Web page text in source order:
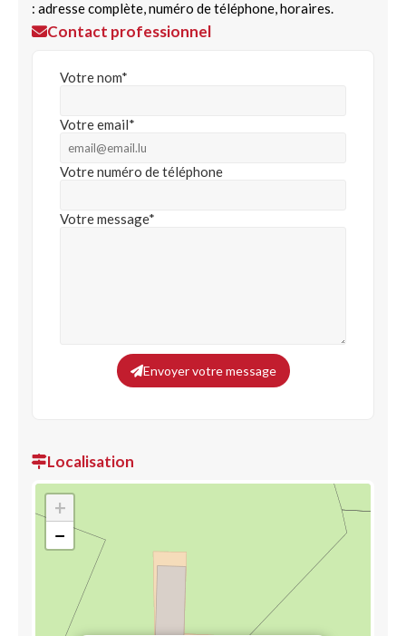
: adresse complète, numéro de téléphone, horaires.
Contact professionnel
Votre nom*
Votre email*
Votre numéro de téléphone
Votre message*
Envoyer votre message
Localisation
+
−